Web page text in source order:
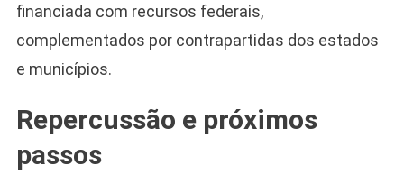
financiada com recursos federais,
complementados por contrapartidas dos estados
e municípios.
Repercussão e próximos
passos